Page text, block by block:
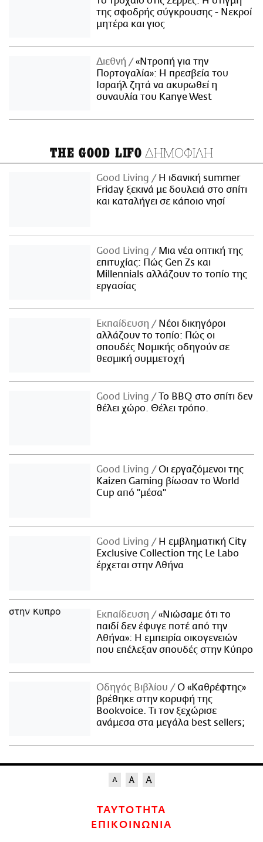
της σφοδρής σύγκρουσης - Νεκροί
μητέρα και γιος
Διεθνή
«Ντροπή για την
Πορτογαλία»: Η πρεσβεία του
Ισραήλ ζητά να ακυρωθεί η
συναυλία του Kanye West
THE GOOD LIFO ΔΗΜΟΦΙΛΗ
Good Living
Η ιδανική summer
Friday ξεκινά με δουλειά στο σπίτι
και καταλήγει σε κάποιο νησί
Good Living
Μια νέα οπτική της
επιτυχίας: Πώς Gen Zs και
Millennials αλλάζουν το τοπίο της
εργασίας
Εκπαίδευση
Νέοι δικηγόροι
αλλάζουν το τοπίο: Πώς οι
σπουδές Νομικής οδηγούν σε
θεσμική συμμετοχή
Good Living
Το BBQ στο σπίτι δεν
θέλει χώρο. Θέλει τρόπο.
Good Living
Οι εργαζόμενοι της
Kaizen Gaming βίωσαν το World
Cup από "μέσα"
Good Living
Η εμβληματική City
Exclusive Collection της Le Labo
έρχεται στην Αθήνα
Εκπαίδευση
«Νιώσαμε ότι το
παιδί δεν έφυγε ποτέ από την
Αθήνα»: Η εμπειρία οικογενειών
που επέλεξαν σπουδές στην Κύπρο
Οδηγός Βιβλίου
Ο «Καθρέφτης»
βρέθηκε στην κορυφή της
Bookvoice. Τι τον ξεχώρισε
ανάμεσα στα μεγάλα best sellers;
ΤΑΥΤΟΤΗΤΑ
ΕΠΙΚΟΙΝΩΝΙΑ